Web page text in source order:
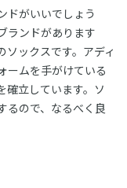
ドがいいでしょう
ランドがあります
ックスです。アディ
ームを手がけている
確立しています。ソ
るので、なるべく良